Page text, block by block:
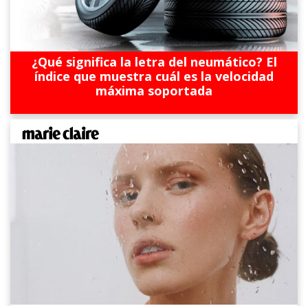
¿Qué significa la letra del neumático? El
índice que muestra cuál es la velocidad
máxima soportada